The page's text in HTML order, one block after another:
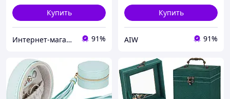
Купить
Интернет-магазин Allegoriya 91%
Купить
AIW 91%